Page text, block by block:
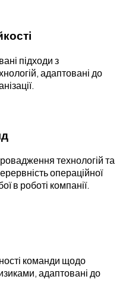
підходи з
адаптовані до
технологій та
операційної
в роботі компанії.
команди щодо
адаптовані до